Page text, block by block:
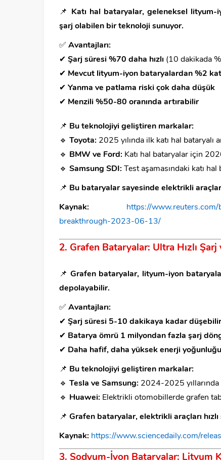
📌 Katı hal bataryalar, geleneksel lityum-
şarj olabilen bir teknoloji sunuyor.
✅ Avantajları:
✔ Şarj süresi %70 daha hızlı (10 dakikada
✔ Mevcut lityum-iyon bataryalardan %2
✔ Yanma ve patlama riski çok daha düşük
✔ Menzili %50-80 oranında artırabilir
📌 Bu teknolojiyi geliştiren markalar:
🔹 Toyota: 2025 yılında ilk katı hal bataryalı
🔹 BMW ve Ford: Katı hal bataryalar için
🔹 Samsung SDI: Test aşamasındaki katı
📌 Bu bataryalar sayesinde elektrikli
Kaynak:
https://
breakthrough-2023-06-13/
2. Grafen Bataryalar: Ultra Hızlı
📌Grafen bataryalar, lityum-iyon
depolayabilir.
✅ Avantajları:
✔ Şarj süresi 5-10 dakikaya kadar
✔ Batarya ömrü 1 milyondan fazla şarj
✔ Daha hafif, daha yüksek enerji
📌 Bu teknolojiyi geliştiren markalar:
🔹 Tesla ve Samsung: 2024-2025 yıllarında
🔹 Huawei: Elektrikli otomobillerde grafen
📌 Grafen bataryalar, elektrikli araçları
Kaynak: https://www.sciencedaily.com/
3. Sodyum-İyon Bataryalar: Lityum